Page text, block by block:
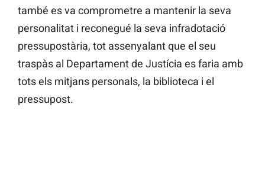
també es va comprometre a mantenir la seva
personalitat i reconegué la seva infradotació
pressupostària, tot assenyalant que el seu
traspàs al Departament de Justícia es faria amb
tots els mitjans personals, la biblioteca i el
pressupost.